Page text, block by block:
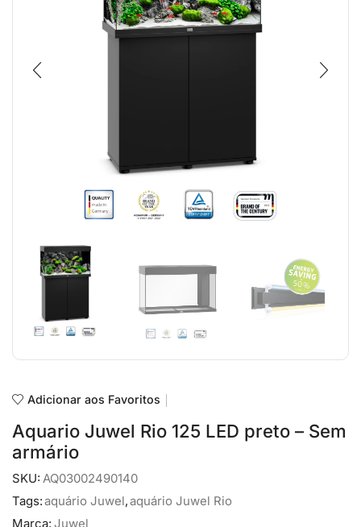
Adicionar aos Favoritos
Aquario Juwel Rio 125 LED preto – Sem
armário
SKU: AQ03002490140
Tags:aquário Juwel,aquário Juwel Rio
Marca: Juwel